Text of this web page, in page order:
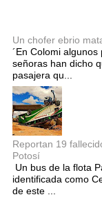
Un chofer ebrio
´En Colomi
señoras han dicho
pasajera qu...
Reportan 19
Potosí
Un bus de la flota
identificada como
de este ...